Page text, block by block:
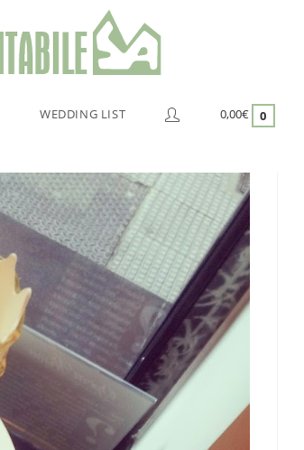
WEDDING LIST 0,00€ 0